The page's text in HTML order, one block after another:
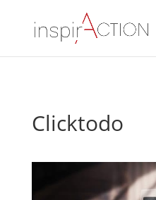
Clicktodo